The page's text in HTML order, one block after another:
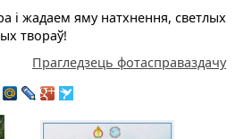
і жадаем яму натхнення, светлых
твораў!
Прагледзець фотасправаздачу